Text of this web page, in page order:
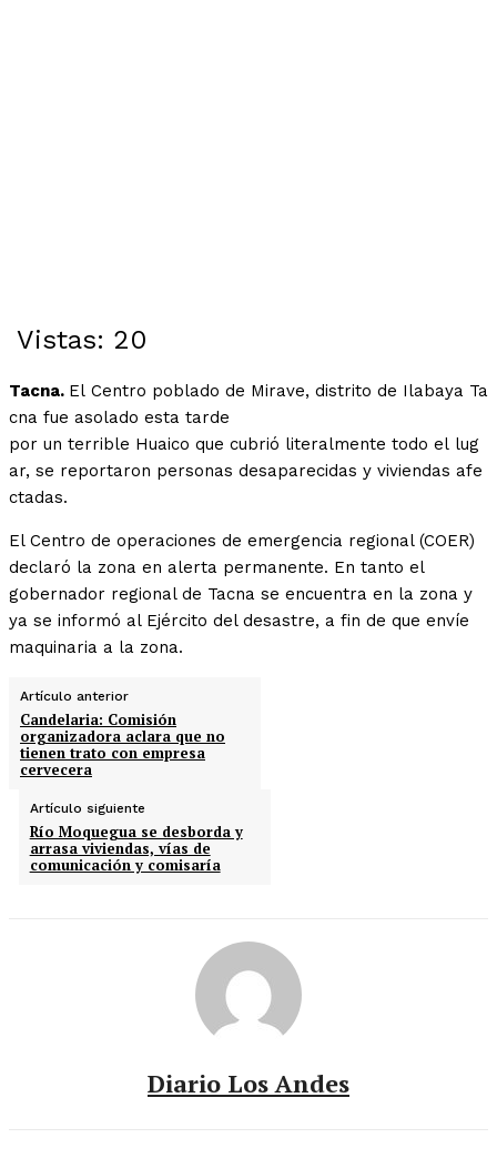
Vistas: 20
Tacna. El Centro poblado de Mirave, distrito de Ilabaya Ta
cna fue asolado esta tarde
por un terrible Huaico que cubrió literalmente todo el lug
ar, se reportaron personas desaparecidas y viviendas afe
ctadas.
El Centro de operaciones de emergencia regional (COER)
declaró la zona en alerta permanente. En tanto el
gobernador regional de Tacna se encuentra en la zona y
ya se informó al Ejército del desastre, a fin de que envíe
maquinaria a la zona.
Artículo anterior
Candelaria: Comisión
organizadora aclara que no
tienen trato con empresa
cervecera
Artículo siguiente
Río Moquegua se desborda y
arrasa viviendas, vías de
comunicación y comisaría
Diario Los Andes